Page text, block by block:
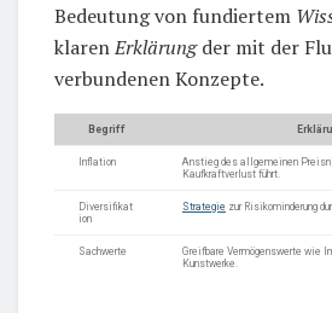
Bedeutung von fundiertem
klarenErklärungder mit der
verbundenen Konzepte.
Begriff
Inflation
Anstieg des allgemeinen
Kaufkraftverlust führt.
Diversifikat
ion
Strategie zur Risikominderung
Sachwerte
Greifbare Vermögenswerte wie
Kunstwerke.